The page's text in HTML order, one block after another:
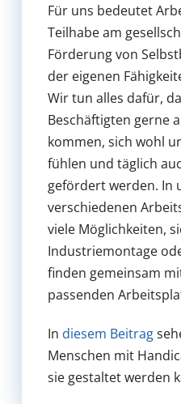
Für uns bedeutet
Teilhabe am
Förderung von
der eigenen
Wir tun alles dafür,
Beschäftigten gerne
kommen, sich wohl
fühlen und täglich
gefördert werden. In
verschiedenen
viele Möglichkeiten,
Industriemontage
finden gemeinsam
passenden
In diesem Beitrag
Menschen mit
sie gestaltet werden